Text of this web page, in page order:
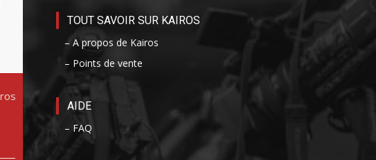
TOUT SAVOIR SUR KAIROS
– A propos de Kairos
– Points de vente
AIDE
– FAQ